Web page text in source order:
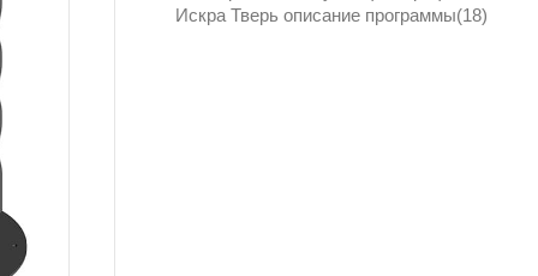
Искра Тверь описание программы(18)